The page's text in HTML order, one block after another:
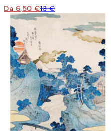
Da 6,50 €13 €